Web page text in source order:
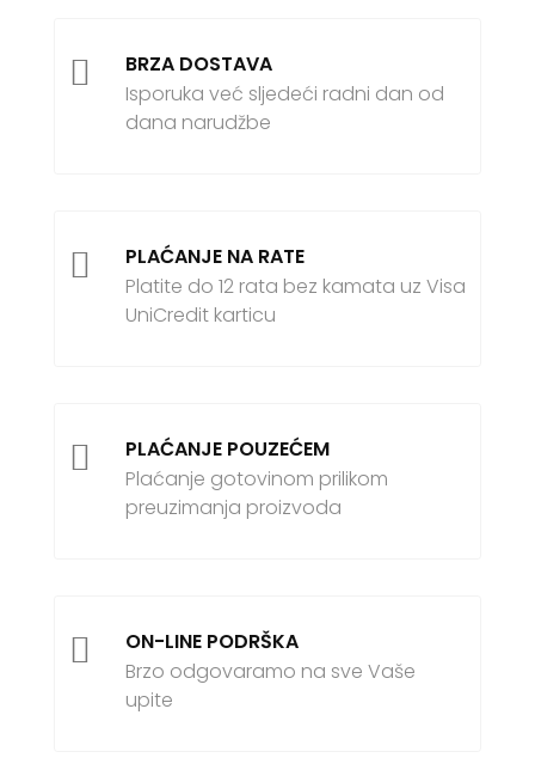

BRZA DOSTAVA
Isporuka već sljedeći radni dan od
dana narudžbe

PLAĆANJE NA RATE
Platite do 12 rata bez kamata uz Visa
UniCredit karticu

PLAĆANJE POUZEĆEM
Plaćanje gotovinom prilikom
preuzimanja proizvoda

ON-LINE PODRŠKA
Brzo odgovaramo na sve Vaše
upite